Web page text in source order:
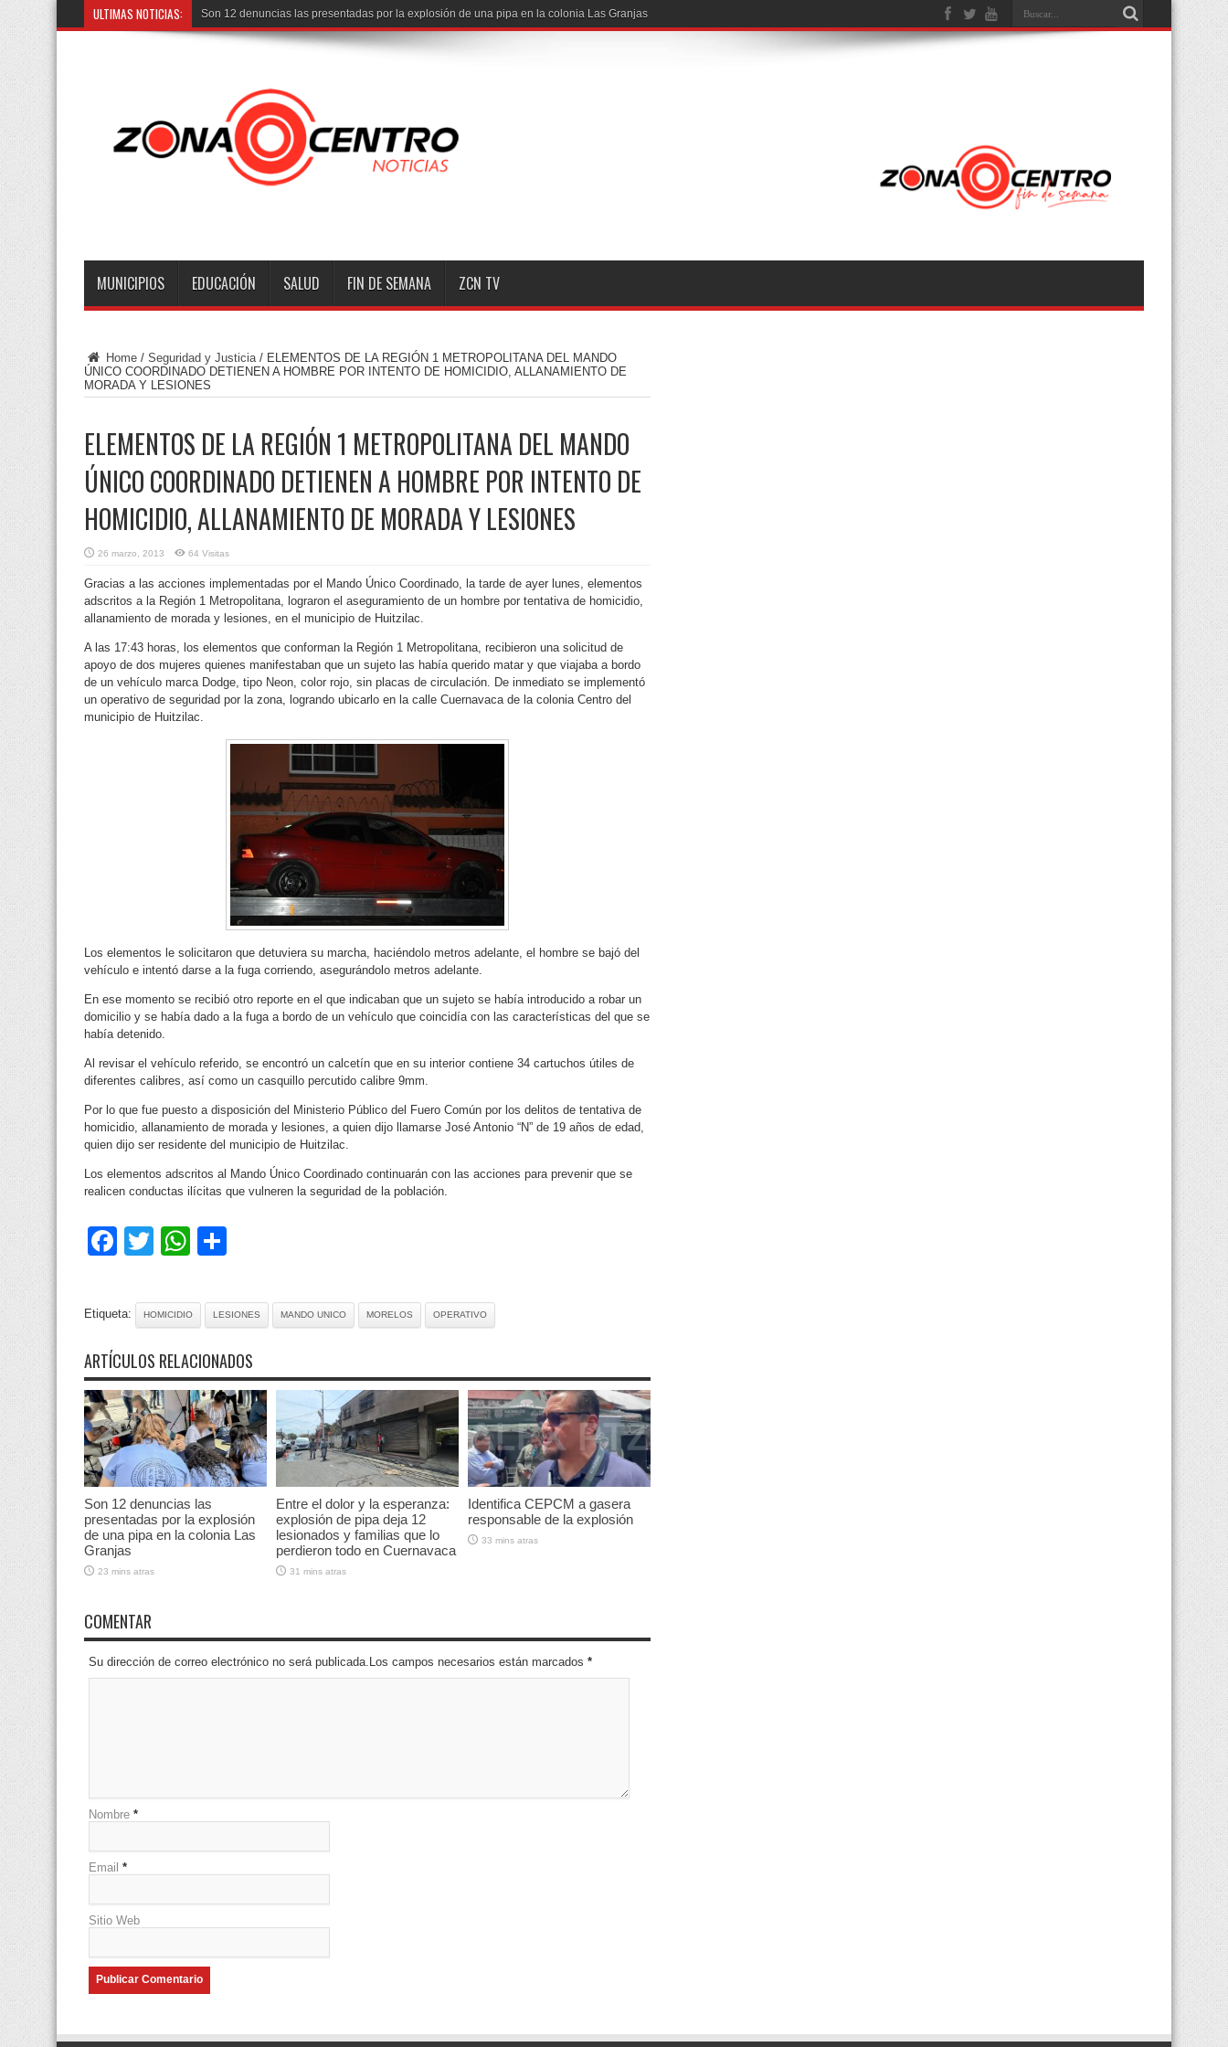
ULTIMAS NOTICIAS: Entre
MUNICIPIOS EDUCACIÓN SALUD FIN DE SEMANA ZCN TV
Home / Seguridad y Justicia / ELEMENTOS DE LA REGIÓN 1 METROPOLITANA DEL MANDO
ÚNICO COORDINADO DETIENEN A HOMBRE POR INTENTO DE HOMICIDIO, ALLANAMIENTO DE
MORADA Y LESIONES
ELEMENTOS DE LA REGIÓN 1 METROPOLITANA DEL MANDO
ÚNICO COORDINADO DETIENEN A HOMBRE POR INTENTO DE
HOMICIDIO, ALLANAMIENTO DE MORADA Y LESIONES
26 marzo, 2013 64 Visitas
Gracias a las acciones implementadas por el Mando Único Coordinado, la tarde de ayer lunes, elementos
adscritos a la Región 1 Metropolitana, lograron el aseguramiento de un hombre por tentativa de homicidio,
allanamiento de morada y lesiones, en el municipio de Huitzilac.
A las 17:43 horas, los elementos que conforman la Región 1 Metropolitana, recibieron una solicitud de
apoyo de dos mujeres quienes manifestaban que un sujeto las había querido matar y que viajaba a bordo
de un vehículo marca Dodge, tipo Neon, color rojo, sin placas de circulación. De inmediato se implementó
un operativo de seguridad por la zona, logrando ubicarlo en la calle Cuernavaca de la colonia Centro del
municipio de Huitzilac.
Los elementos le solicitaron que detuviera su marcha, haciéndolo metros adelante, el hombre se bajó del
vehículo e intentó darse a la fuga corriendo, asegurándolo metros adelante.
En ese momento se recibió otro reporte en el que indicaban que un sujeto se había introducido a robar un
domicilio y se había dado a la fuga a bordo de un vehículo que coincidía con las características del que se
había detenido.
Al revisar el vehículo referido, se encontró un calcetín que en su interior contiene 34 cartuchos útiles de
diferentes calibres, así como un casquillo percutido calibre 9mm.
Por lo que fue puesto a disposición del Ministerio Público del Fuero Común por los delitos de tentativa de
homicidio, allanamiento de morada y lesiones, a quien dijo llamarse José Antonio “N” de 19 años de edad,
quien dijo ser residente del municipio de Huitzilac.
Los elementos adscritos al Mando Único Coordinado continuarán con las acciones para prevenir que se
realicen conductas ilícitas que vulneren la seguridad de la población.
Facebook
TwitterWhatsApp
Etiqueta: HOMICIDIO LESIONES MANDO UNICO MORELOS OPERATIVO
ARTÍCULOS RELACIONADOS
Son 12 denuncias las
presentadas por la explosión
de una pipa en la colonia Las
Granjas
23 mins atras
Entre el dolor y la esperanza:
explosión de pipa deja 12
lesionados y familias que lo
perdieron todo en Cuernavaca
31 mins atras
Identifica CEPCM a gasera
responsable de la explosión
33 mins atras
COMENTAR
Su dirección de correo electrónico no será publicada.Los campos necesarios están marcados *
Nombre *
Email *
Sitio Web